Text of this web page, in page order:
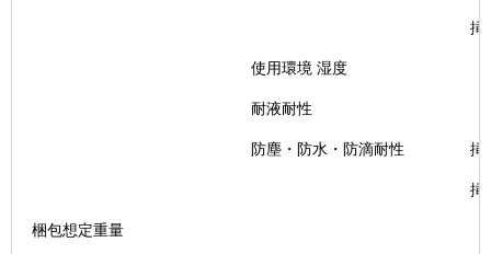
挿
使用環境 湿度
耐液耐性
防塵・防水・防滴耐性 挿
挿
梱包想定重量